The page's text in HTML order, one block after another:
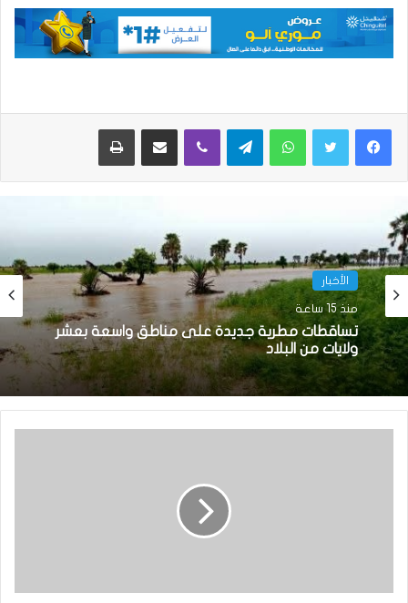
واتساب تيلقرام ڤايبر مشاركة عبر البريد طباعة
الأخبار
منذ 15 ساعة
تساقطات مطرية جديدة على مناطق واسعة بعشر
ولايات من البلاد